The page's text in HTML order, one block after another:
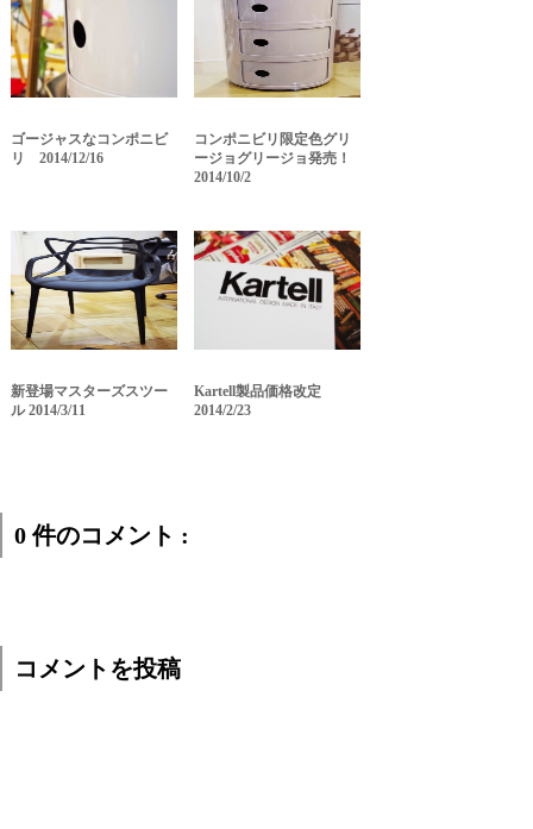
ゴージャスなコンポニビ
リ 2014/12/16
コンポニビリ限定色グリ
ージョグリージョ発売！
2014/10/2
新登場マスターズスツー
ル 2014/3/11
Kartell製品価格改定
2014/2/23
0 件のコメント :
コメントを投稿